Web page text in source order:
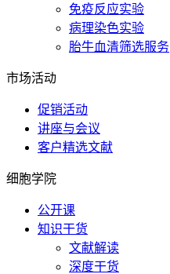
免疫反应实验
病理染色实验
胎牛血清筛选服务
市场活动
促销活动
讲座与会议
客户精选文献
细胞学院
公开课
知识干货
文献解读
深度干货